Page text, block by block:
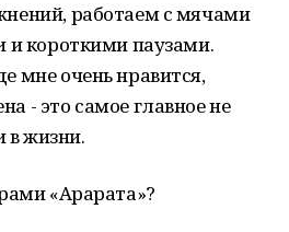
работаем с мячами
и короткими паузами.
мне очень нравится,
- это самое главное не
в жизни.
«Арарата»?